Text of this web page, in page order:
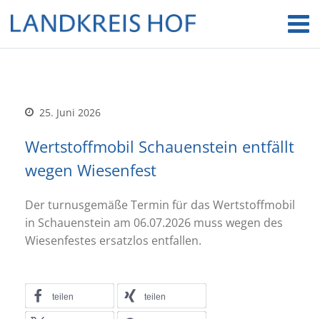
25. Juni 2026
Wertstoffmobil Schauenstein entfällt
wegen Wiesenfest
Der turnusgemäße Termin für das Wertstoffmobil
in Schauenstein am 06.07.2026 muss wegen des
Wiesenfestes ersatzlos entfallen.
teilen teilen